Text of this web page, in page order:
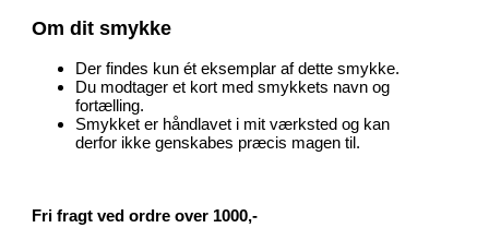
Om dit smykke
Der findes kun ét eksemplar af dette smykke.
Du modtager et kort med smykkets navn og
fortælling.
Smykket er håndlavet i mit værksted og kan
derfor ikke genskabes præcis magen til.
Fri fragt ved ordre over 1000,-